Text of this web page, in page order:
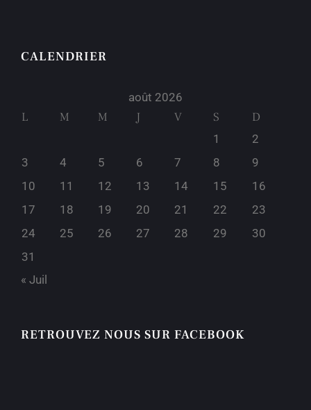
CALENDRIER
août 2026
L M M J V S D
1
2
3
4 5 6 7 8
9
10
11 12 13 14 15
16
17
18 19 20 21 22
23
24
25 26 27 28 29
30
31
« Juil
RETROUVEZ NOUS SUR FACEBOOK